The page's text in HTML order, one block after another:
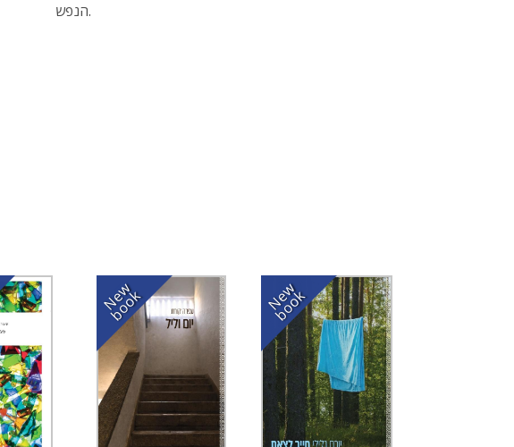
הנפש.
N
e
w
b
o
o
k N
e
w
b
o
o
k